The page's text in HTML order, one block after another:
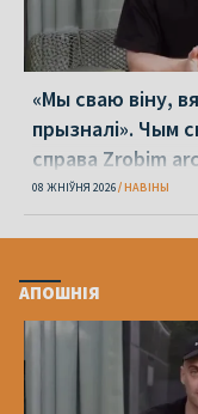
«Мы сваю віну,
прызналі». Чым
справа Zrobim
08 ЖНІЎНЯ 2026 НАВІНЫ
АПОШНІЯ